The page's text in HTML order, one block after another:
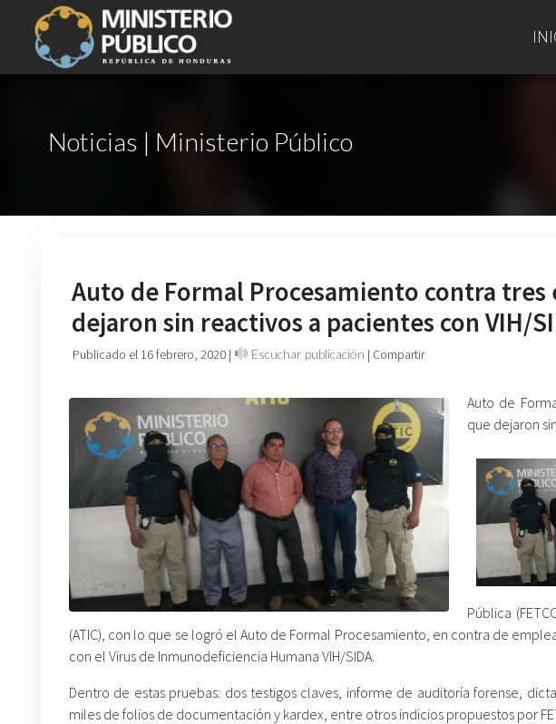
Noticias | Ministerio Público
Auto de Formal Procesamiento contra tres
dejaron sin reactivos a pacientes con VIH/
Publicado el 16 febrero, 2020 | Escuchar publicación | Compartir
Auto de
que dejaron
Pública
(ATIC), con lo que se logró el Auto de Formal Procesamiento, en contra de
con el Virus de Inmunodeficiencia Humana VIH/SIDA.
Dentro de estas pruebas: dos testigos claves, informe de auditoría forense,
miles de folios de documentación y kardex, entre otros indicios propuestos por